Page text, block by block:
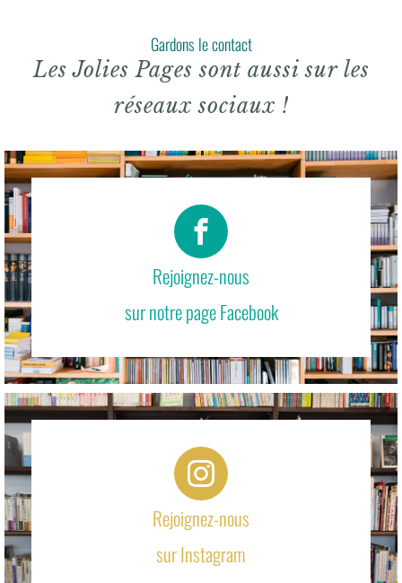
Gardons le contact
Les Jolies Pages sont aussi sur les
réseaux sociaux !
Rejoignez-nous
sur notre page Facebook
Rejoignez-nous
sur Instagram